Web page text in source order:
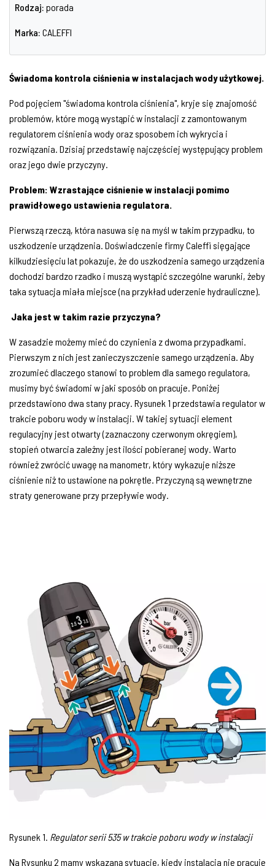
Rodzaj: porada
Marka: CALEFFI
Świadoma kontrola ciśnienia w instalacjach wody użytkowej.
Pod pojęciem "świadoma kontrola ciśnienia", kryje się znajomość
problemów, które mogą wystąpić w instalacji z zamontowanym
regulatorem ciśnienia wody oraz sposobem ich wykrycia i
rozwiązania. Dzisiaj przedstawię najczęściej występujący problem
oraz jego dwie przyczyny.
Problem: Wzrastające ciśnienie w instalacji pomimo
prawidłowego ustawienia regulatora.
Pierwszą rzeczą, która nasuwa się na myśl w takim przypadku, to
uszkodzenie urządzenia. Doświadczenie firmy Caleffi sięgające
kilkudziesięciu lat pokazuje, że do uszkodzenia samego urządzenia
dochodzi bardzo rzadko i muszą wystąpić szczególne warunki, żeby
taka sytuacja miała miejsce (na przykład uderzenie hydrauliczne).
Jaka jest w takim razie przyczyna?
W zasadzie możemy mieć do czynienia z dwoma przypadkami.
Pierwszym z nich jest zanieczyszczenie samego urządzenia. Aby
zrozumieć dlaczego stanowi to problem dla samego regulatora,
musimy być świadomi w jaki sposób on pracuje. Poniżej
przedstawiono dwa stany pracy. Rysunek 1 przedstawia regulator w
trakcie poboru wody w instalacji. W takiej sytuacji element
regulacyjny jest otwarty (zaznaczony czerwonym okręgiem),
stopień otwarcia zależny jest ilości pobieranej wody. Warto
również zwrócić uwagę na manometr, który wykazuje niższe
ciśnienie niż to ustawione na pokrętle. Przyczyną są wewnętrzne
straty generowane przy przepływie wody.
Rysunek 1. Regulator serii 535 w trakcie poboru wody w instalacji
Na Rysunku 2 mamy wskazaną sytuację, kiedy instalacja nie pracuje